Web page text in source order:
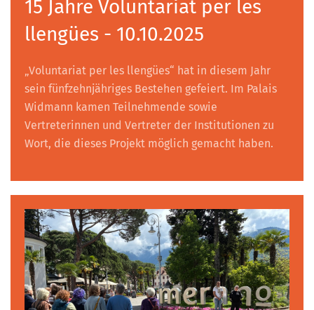
15 Jahre Voluntariat per les
llengües - 10.10.2025
„Voluntariat per les llengües“ hat in diesem Jahr
sein fünfzehnjähriges Bestehen gefeiert. Im Palais
Widmann kamen Teilnehmende sowie
Vertreterinnen und Vertreter der Institutionen zu
Wort, die dieses Projekt möglich gemacht haben.